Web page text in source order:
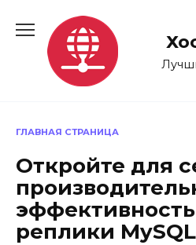
содержанию
ГЛАВНАЯ СТРАНИЦА
Откройте для
реплики MySQL